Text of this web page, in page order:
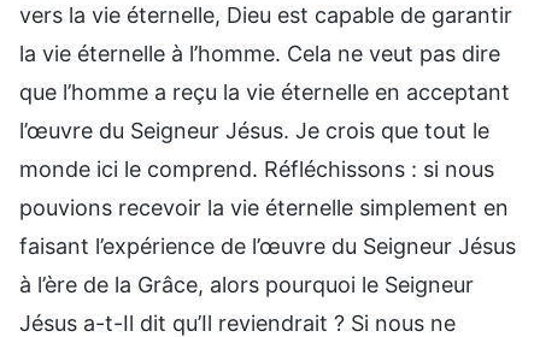
vers la vie éternelle, Dieu est capable de garantir
la vie éternelle à l’homme. Cela ne veut pas dire
que l’homme a reçu la vie éternelle en acceptant
l’œuvre du Seigneur Jésus. Je crois que tout le
monde ici le comprend. Réfléchissons : si nous
pouvions recevoir la vie éternelle simplement en
faisant l’expérience de l’œuvre du Seigneur Jésus
à l’ère de la Grâce, alors pourquoi le Seigneur
Jésus a-t-Il dit qu’Il reviendrait ? Si nous ne